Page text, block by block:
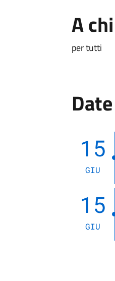
A
per tutti
15
GIU
15
GIU